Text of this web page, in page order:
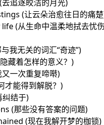
追逐皎洁的月光)
(让云朵治愈往日的痛
(从生命中温柔地拭去忧
我无关的词汇“奇迹”)
藏着怎样的意义？)
一次重复啼啭)
才能得到解脱？)
结于)
(那些没有答案的问题)
(现在我解开梦的枷锁)